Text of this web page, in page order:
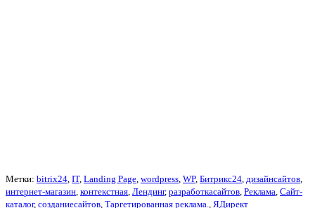
Метки: bitrix24 IT, Landing Page wordpress WP, Битрикс24 дизайнсайтов
интернет-магазин контекстная Лендинг, разработкасайтов Реклама Сайт-
каталог, созданиесайтов Таргетированная реклама. ЯДирект